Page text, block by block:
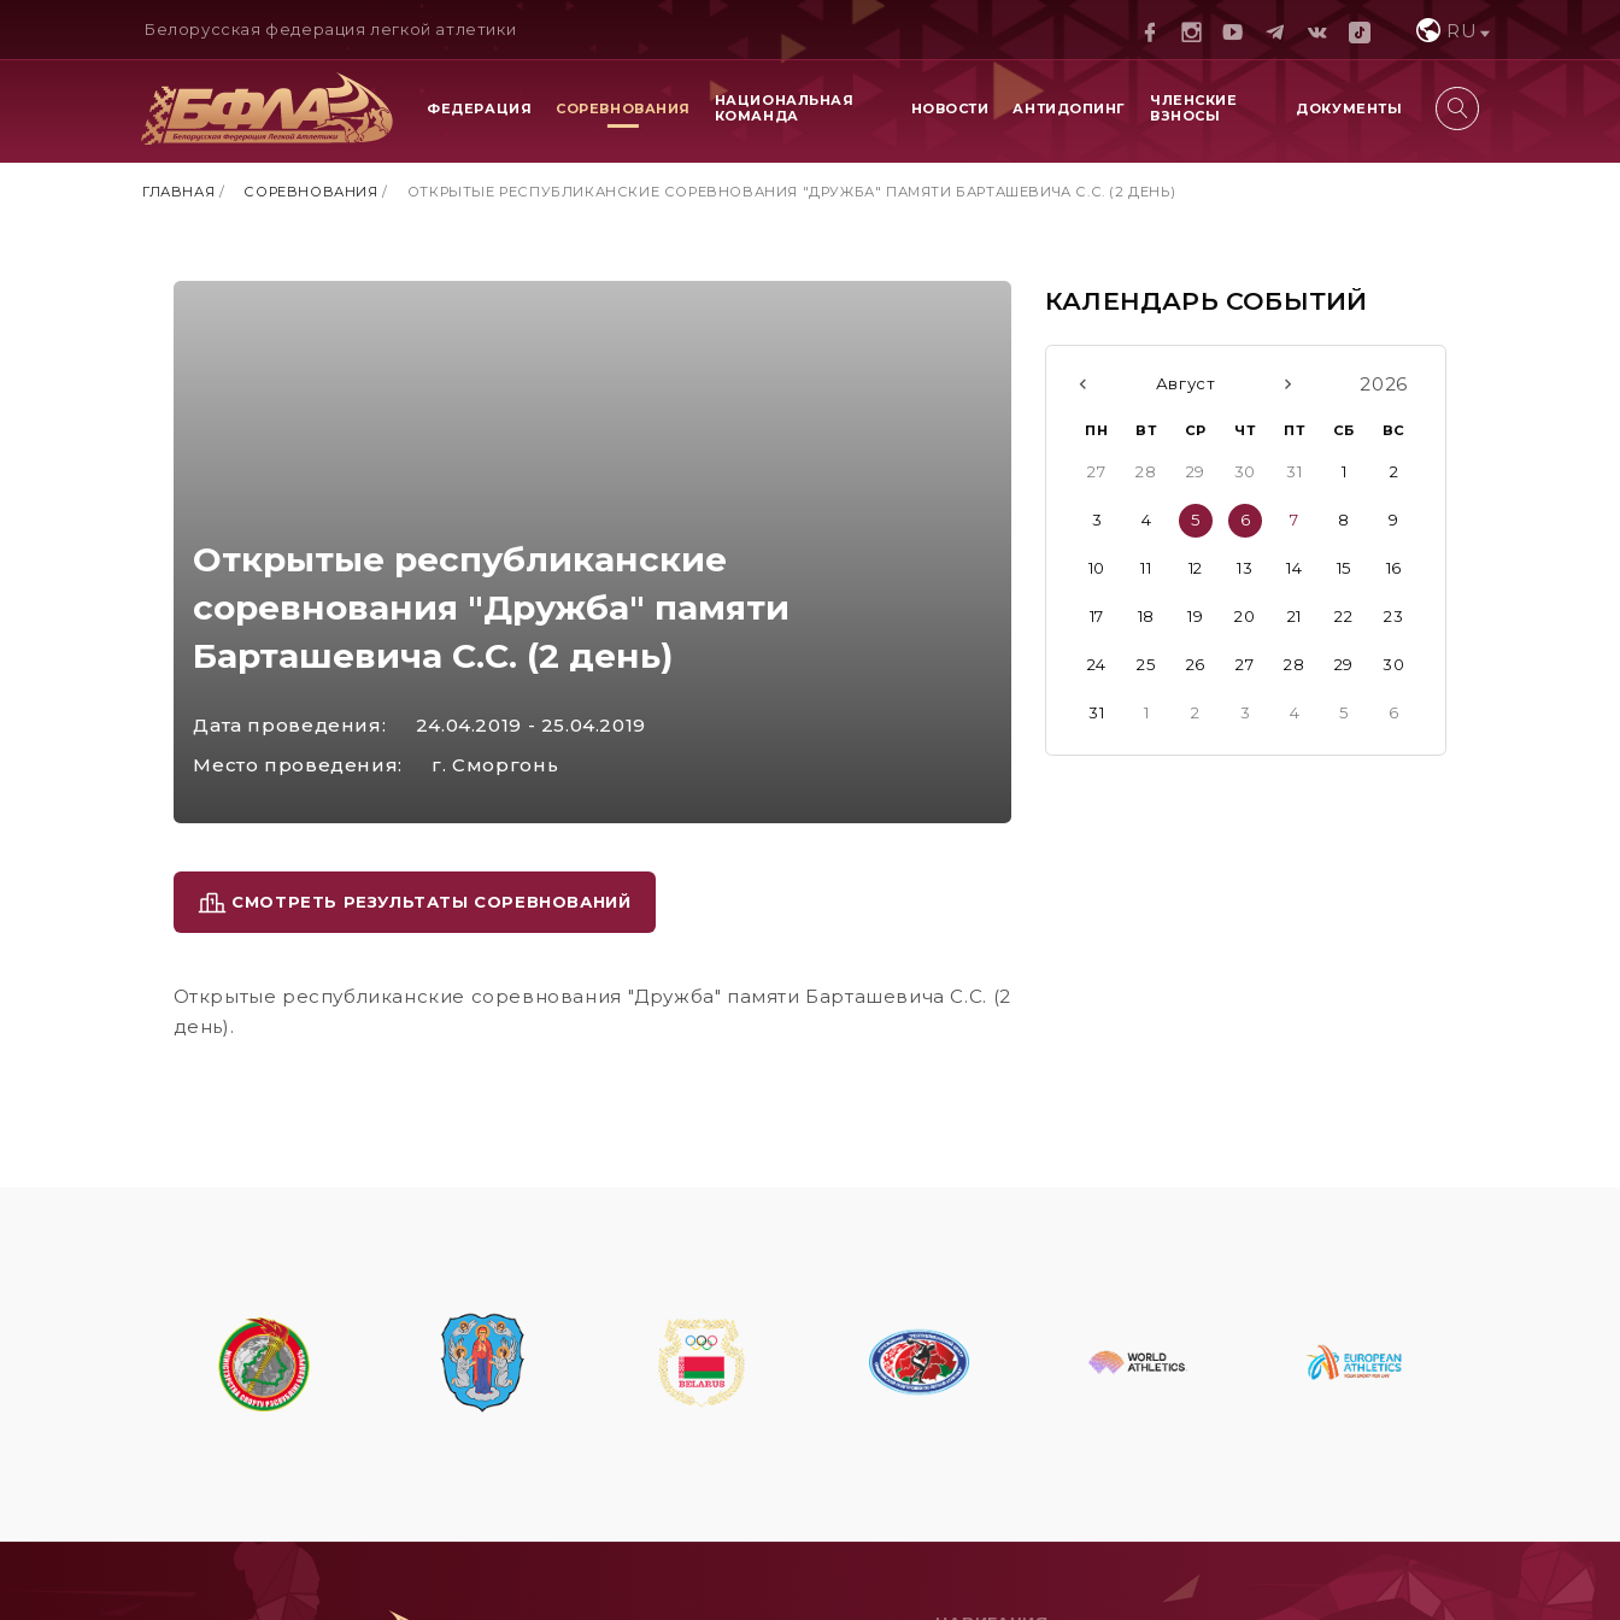
Белорусская федерация легкой атлетики RU
ФЕДЕРАЦИЯ СОРЕВНОВАНИЯ
НАЦИОНАЛЬНАЯ
КОМАНДА
НОВОСТИ АНТИДОПИНГ
ЧЛЕНСКИЕ
ВЗНОСЫ
ДОКУМЕНТЫ
ГЛАВНАЯ / СОРЕВНОВАНИЯ / ОТКРЫТЫЕ РЕСПУБЛИКАНСКИЕ СОРЕВНОВАНИЯ "ДРУЖБА" ПАМЯТИ БАРТАШЕВИЧА С.С. (2 ДЕНЬ)
Открытые республиканские
соревнования "Дружба" памяти
Барташевича С.С. (2 день)
Дата проведения:
24.04.2019 - 25.04.2019
Место проведения:
г. Сморгонь
СМОТРЕТЬ РЕЗУЛЬТАТЫ СОРЕВНОВАНИЙ
Открытые республиканские соревнования "Дружба" памяти Барташевича С.С. (2
день).
КАЛЕНДАРЬ СОБЫТИЙ
Август 2026
ПН ВТ СР ЧТ ПТ СБ ВС
27 28 29 30 31 1 2
3 4 5 6 7 8 9
10 11 12 13 14 15 16
17 18 19 20 21 22 23
24 25 26 27 28 29 30
31 1 2 3 4 5 6